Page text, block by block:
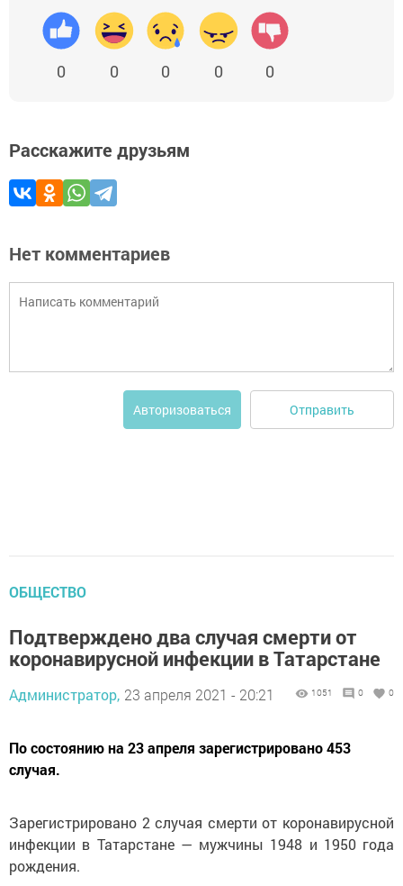
0 0 0 0 0
Расскажите друзьям
Нет комментариев
Авторизоваться Отправить
ОБЩЕСТВО
Подтверждено два случая смерти от
коронавирусной инфекции в Татарстане
Администратор, 23 апреля 2021 - 20:21 1051 0 0
По состоянию на 23 апреля зарегистрировано 453
случая.
Зарегистрировано 2 случая смерти от коронавирусной
инфекции в Татарстане — мужчины 1948 и 1950 года
рождения.